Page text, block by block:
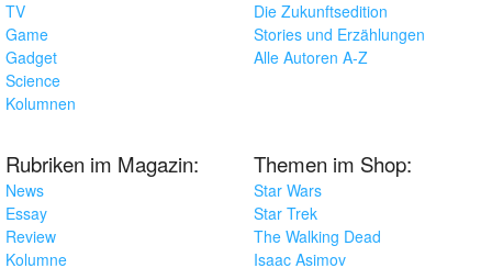
TV
Game
Gadget
Science
Kolumnen
Die Zukunftsedition
Stories und Erzählungen
Alle Autoren A-Z
Rubriken im Magazin:
News
Essay
Review
Kolumne
Themen im Shop:
Star Wars
Star Trek
The Walking Dead
Isaac Asimov